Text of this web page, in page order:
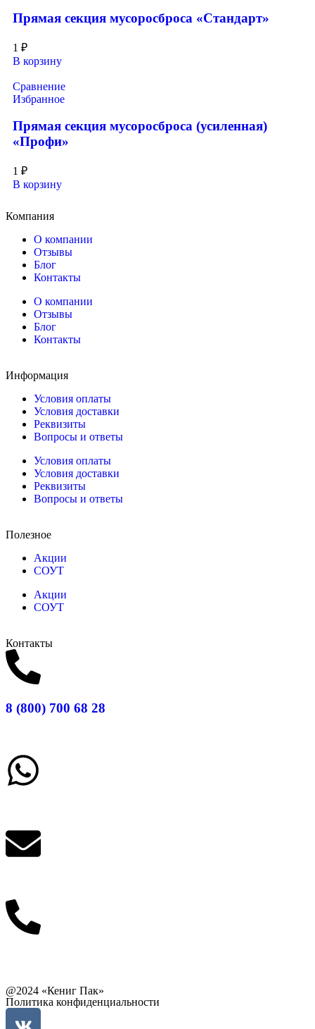
Прямая секция мусоросброса «Стандарт»
1 ₽
В корзину
Сравнение
Избранное
Прямая секция мусоросброса (усиленная)
«Профи»
1 ₽
В корзину
Компания
О компании
Отзывы
Блог
Контакты
О компании
Отзывы
Блог
Контакты
Информация
Условия оплаты
Условия доставки
Реквизиты
Вопросы и ответы
Условия оплаты
Условия доставки
Реквизиты
Вопросы и ответы
Полезное
Акции
СОУТ
Акции
СОУТ
Контакты
8 (800) 700 68 28
@2024 «Кениг Пак»
Политика конфиденциальности